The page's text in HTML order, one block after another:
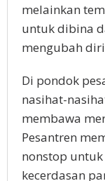
melainkan
untuk dibina
mengubah
Di pondok
nasihat-
membawa
Pesantren
nonstop
kecerdasan